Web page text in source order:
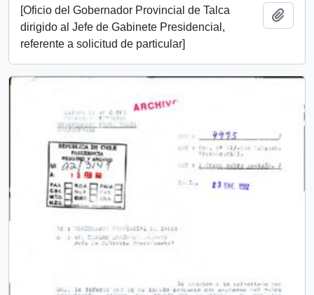
[Oficio del Gobernador Provincial de Talca
dirigido al Jefe de Gabinete Presidencial,
referente a solicitud de particular]